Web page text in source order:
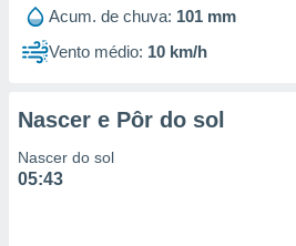
Acum. de chuva: 101 mm
Vento médio: 10 km/h
Nascer e Pôr do sol
Nascer do sol
05:43